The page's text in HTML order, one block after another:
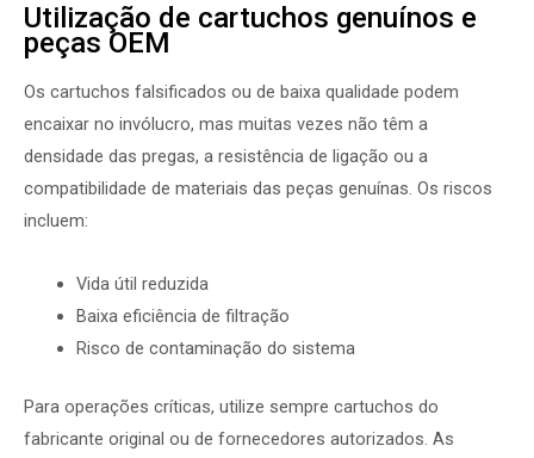
Utilização de cartuchos genuínos e
peças OEM
Os cartuchos falsificados ou de baixa qualidade podem
encaixar no invólucro, mas muitas vezes não têm a
densidade das pregas, a resistência de ligação ou a
compatibilidade de materiais das peças genuínas. Os riscos
incluem:
Vida útil reduzida
Baixa eficiência de filtração
Risco de contaminação do sistema
Para operações críticas, utilize sempre cartuchos do
fabricante original ou de fornecedores autorizados. As